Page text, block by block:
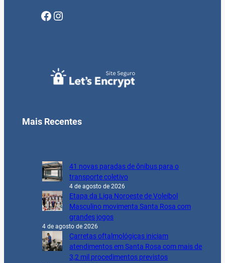
Facebook Instagram
Mais Recentes
41 novas paradas de ônibus para o
transporte coletivo
4 de agosto de 2026
Etapa da Liga Noroeste de Voleibol
Masculino movimenta Santa Rosa com
grandes jogos
4 de agosto de 2026
Carretas oftalmológicas iniciam
atendimentos em Santa Rosa com mais de
3,2 mil procedimentos previstos